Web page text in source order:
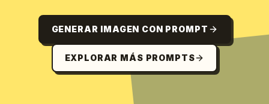
GENERAR IMAGEN CON PROMPT
EXPLORAR MÁS PROMPTS